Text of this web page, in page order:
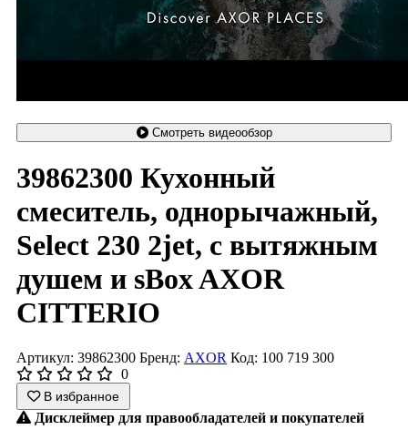
Смотреть видеообзор
39862300 Кухонный
смеситель, однорычажный,
Select 230 2jet, с вытяжным
душем и sBox AXOR
CITTERIO
Артикул: 39862300 Бренд: AXOR Код: 100 719 300
0
В избранное
Дисклеймер для правообладателей и покупателей